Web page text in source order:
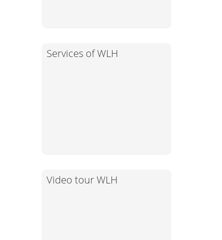
Services of WLH
Video tour WLH